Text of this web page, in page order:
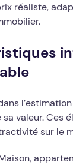
réaliste,
valeur. Ces
sur le